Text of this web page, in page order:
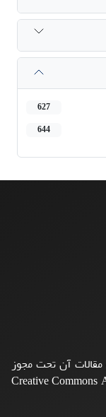
627
644
آن تحت مجوز
Creative Commons